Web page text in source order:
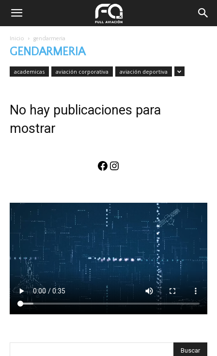
Inicio gendarmeria
GENDARMERIA
academicas aviación corporativa aviación deportiva
No hay publicaciones para
mostrar
Facebook
Instagram